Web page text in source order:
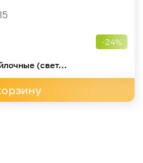
-24%
(свет...